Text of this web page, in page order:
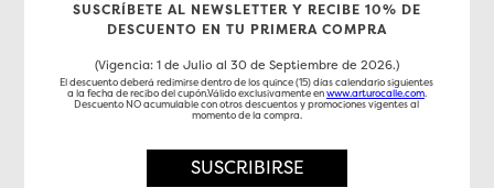
SUSCRÍBETE AL NEWSLETTER Y RECIBE 10% DE
DESCUENTO EN TU PRIMERA COMPRA
(Vigencia: 1 de Julio al 30 de Septiembre de 2026.)
El descuento deberá redimirse dentro de los quince (15) días calendario siguientes
a la fecha de recibo del cupón.Válido exclusivamente enwww.arturocalle.com.
Descuento NO acumulable con otros descuentos y promociones vigentes al
momento de la compra.
SUSCRIBIRSE